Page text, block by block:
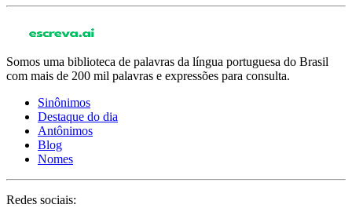
Somos uma biblioteca de palavras da língua portuguesa do Brasil
com mais de 200 mil palavras e expressões para consulta.
Sinônimos
Destaque do dia
Antônimos
Blog
Nomes
Redes sociais: